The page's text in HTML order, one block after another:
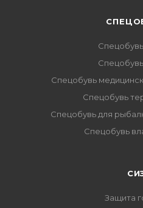
Спецобувь
Спецобувь
Спецобувь для
Спецобувь
Защита